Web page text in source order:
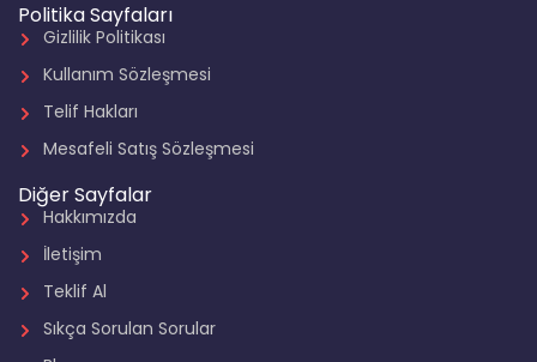
Politika Sayfaları
Gizlilik Politikası
Kullanım Sözleşmesi
Telif Hakları
Mesafeli Satış Sözleşmesi
Diğer Sayfalar
Hakkımızda
İletişim
Teklif Al
Sıkça Sorulan Sorular